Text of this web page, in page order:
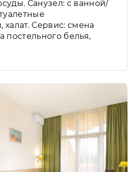
Санузел: с ванной/
Сервис: смена
постельного белья,